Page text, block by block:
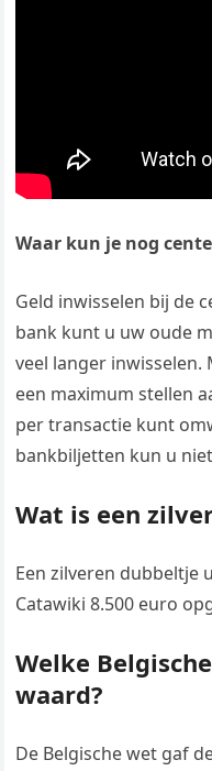
Waar kun je nog
Geld inwisselen bij de
bank kunt u uw oude
veel langer inwisselen.
een maximum stellen
per transactie kunt
bankbiljetten kun u
Wat is een
Een zilveren dubbeltje
Catawiki 8.500 euro
Welke
waard?
De Belgische wet gaf